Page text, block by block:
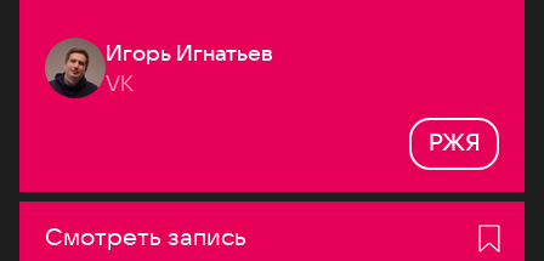
Игорь Игнатьев
VK
РЖЯ
Смотреть запись